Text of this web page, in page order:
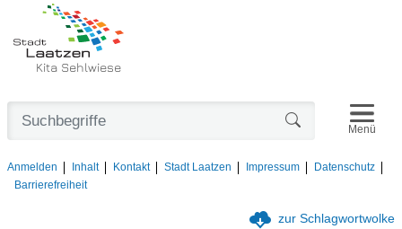
Kita Sehlwiese
Anmelden Inhalt Kontakt Stadt Laatzen Impressum
Datenschutz
Barrierefreiheit
Menü
zur Schlagwortwolke